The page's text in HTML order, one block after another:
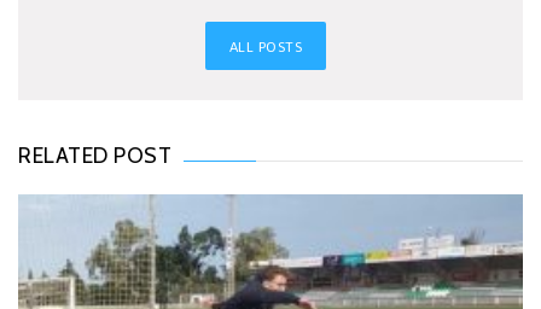
ALL POSTS
RELATED POST